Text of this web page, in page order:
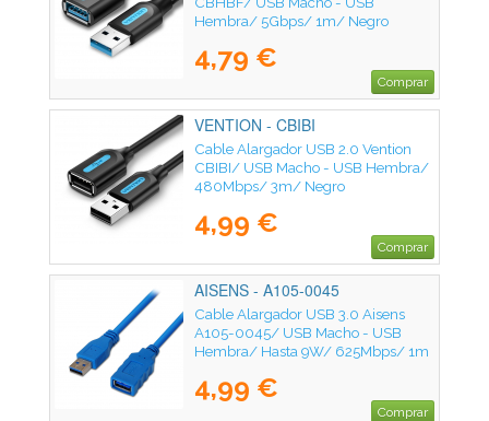
Hembra/ 5Gbps/ 1m/ Negro
4,79 €
Comprar
VENTION - CBIBI
Cable Alargador USB 2.0 Vention
CBIBI/ USB Macho - USB Hembra/
480Mbps/ 3m/ Negro
4,99 €
Comprar
AISENS - A105-0045
Cable Alargador USB 3.0 Aisens
A105-0045/ USB Macho - USB
Hembra/ Hasta 9W/ 625Mbps/ 1m
4,99 €
Comprar